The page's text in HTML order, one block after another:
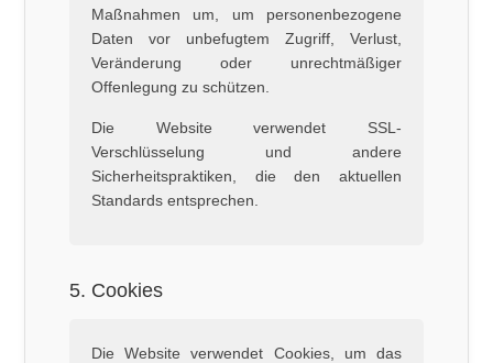
Maßnahmen um, um personenbezogene
Daten vor unbefugtem Zugriff, Verlust,
Veränderung oder unrechtmäßiger
Offenlegung zu schützen.
Die Website verwendet SSL-
Verschlüsselung und andere
Sicherheitspraktiken, die den aktuellen
Standards entsprechen.
5. Cookies
Die Website verwendet Cookies, um das